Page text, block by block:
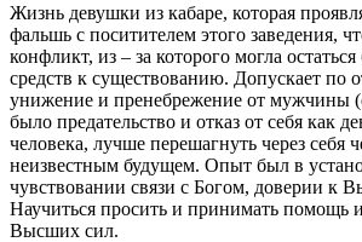
Жизнь девушки из кабаре, которая
фальшь с поситителем этого заведения,
конфликт, из – за которого могла
средств к существованию. Допускает по
унижение и пренебрежение от мужчины
было предательство и отказ от себя как
человека, лучше перешагнуть через себя
неизвестным будущем. Опыт был в
чувствовании связи с Богом, доверии к
Научиться просить и принимать помощь
Высших сил.